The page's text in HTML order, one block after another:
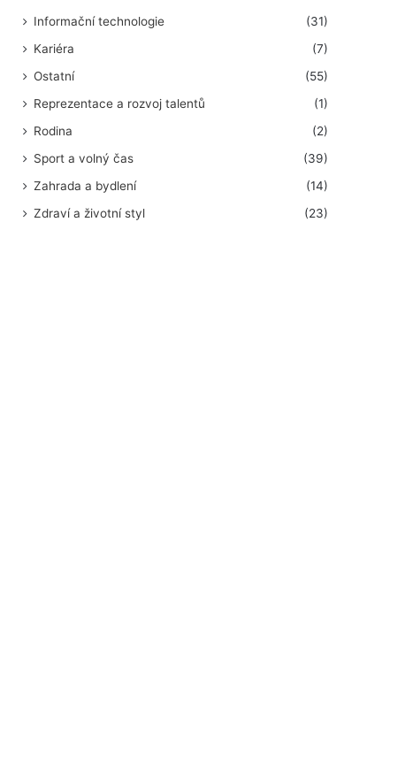
Informační technologie
(31)
Kariéra
(7)
Ostatní
(55)
Reprezentace a rozvoj talentů
(1)
Rodina
(2)
Sport a volný čas
(39)
Zahrada a bydlení
(14)
Zdraví a životní styl
(23)